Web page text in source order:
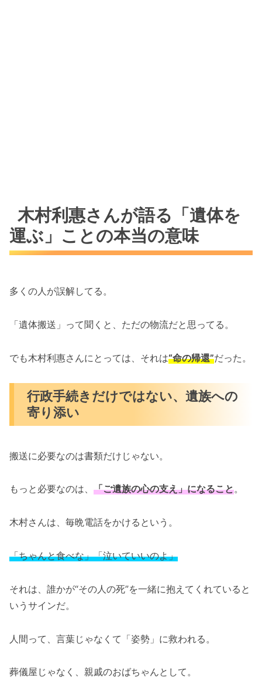
木村利惠さんが語る「遺体を
運ぶ」ことの本当の意味
多くの人が誤解してる。
「遺体搬送」って聞くと、ただの物流だと思ってる。
でも木村利惠さんにとっては、それは“命の帰還”だった。
行政手続きだけではない、遺族への
寄り添い
搬送に必要なのは書類だけじゃない。
もっと必要なのは、 「ご遺族の心の支え」になること。
木村さんは、毎晩電話をかけるという。
「ちゃんと食べな」「泣いていいのよ」
それは、誰かが“その人の死”を一緒に抱えてくれていると
いうサインだ。
人間って、言葉じゃなくて「姿勢」に救われる。
葬儀屋じゃなく、親戚のおばちゃんとして。